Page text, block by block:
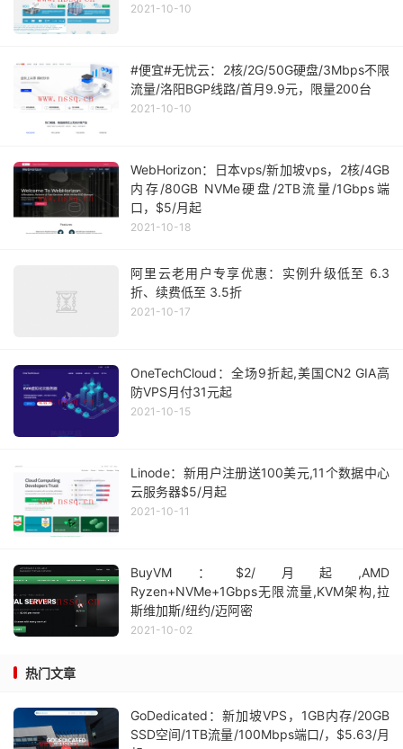
2021-10-10
#便宜#无忧云：2核/2G/50G硬盘/3Mbps不限
流量/洛阳BGP线路/首月9.9元，限量200台
2021-10-10
WebHorizon：日本vps/新加坡vps，2核/4GB
内存/80GB NVMe硬盘/2TB流量/1Gbps端
口，$5/月起
2021-10-18
阿里云老用户专享优惠：实例升级低至 6.3
折、续费低至 3.5折
2021-10-17
OneTechCloud：全场9折起,美国CN2 GIA高
防VPS月付31元起
2021-10-15
Linode：新用户注册送100美元,11个数据中心
云服务器$5/月起
2021-10-11
BuyVM：$2/月起,AMD
Ryzen+NVMe+1Gbps无限流量,KVM架构,拉
斯维加斯/纽约/迈阿密
2021-10-02
热门文章
GoDedicated：新加坡VPS，1GB内存/20GB
SSD空间/1TB流量/100Mbps端口/，$5.63/月